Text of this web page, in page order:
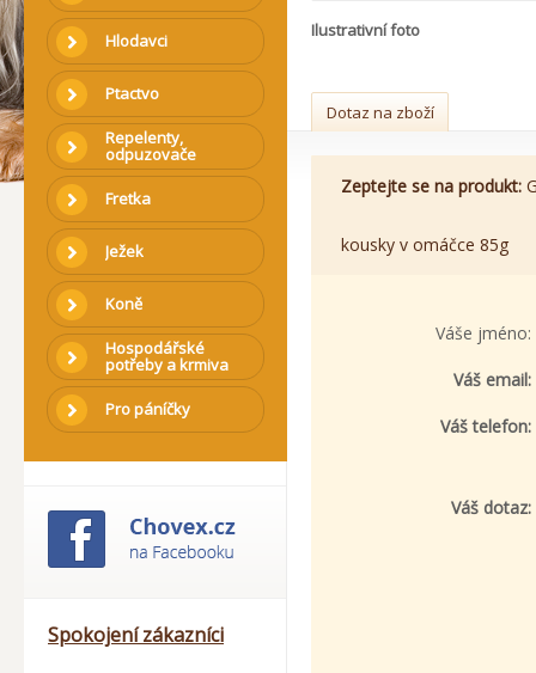
Hlodavci
Ptactvo
Repelenty,
odpuzovače
Fretka
Ježek
Koně
Hospodářské
potřeby a krmiva
Pro páníčky
Spokojení zákazníci
Ilustrativní foto
Dotaz na zboží
Zeptejte se na produkt:
kousky v omáčce 85g
Váše jméno:
Váš email:
Váš telefon:
Váš dotaz: